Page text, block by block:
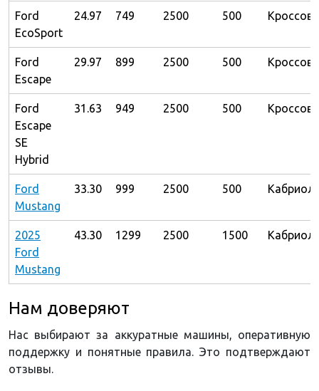
Ford
EcoSport
24.97 749 2500 500
Ford
Escape
29.97 899 2500 500
Ford
Escape
SE
Hybrid
31.63 949 2500 500
Ford
Mustang
33.30 999 2500 500
2025
Ford
Mustang
43.30 1299 2500 1500
Нам доверяют
Нас выбирают за аккуратные машины, оперативную
поддержку и понятные правила. Это подтверждают
отзывы.